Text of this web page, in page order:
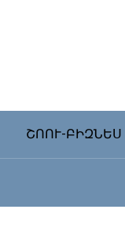
ՇՈՈՒ-ԲԻԶՆԵՍ